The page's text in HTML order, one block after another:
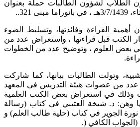
الطلاب لشؤون الطالبات حملة بعنوان
321..
القراءة وفائدتها، وتسليط الضوء
الكتب قبل قراءتها ، واستعراض عدد من
في بعض العلوم ، وتوضيح عدد من الخطوات
وتولت الطالبات بيانها، كما شاركت
عدد من عضوات هيئة التدريس في المعهد
وذلك في استعراض بعض الكتب العلمية
وهن: د. شيخة العتيبي في كتاب (رسالة
نورة الجوير في كتاب (حلية طالب العلم) و
الكافي (.